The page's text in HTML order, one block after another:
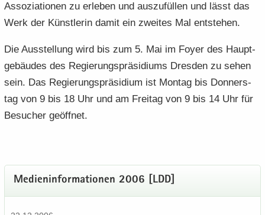
As­so­zia­tio­nen zu er­le­ben und aus­zu­fül­len und lässt das
Werk der Künst­le­rin damit ein zwei­tes Mal ent­ste­hen.
Die Aus­stel­lung wird bis zum 5. Mai im Foyer des Haupt­
ge­bäu­des des Re­gie­rungs­prä­si­di­ums Dres­den zu sehen
sein. Das Re­gie­rungs­prä­si­di­um ist Mon­tag bis Don­ners­
tag von 9 bis 18 Uhr und am Frei­tag von 9 bis 14 Uhr für
Be­su­cher ge­öff­net.
Me­di­en­in­for­ma­tio­nen 2006 [LDD]